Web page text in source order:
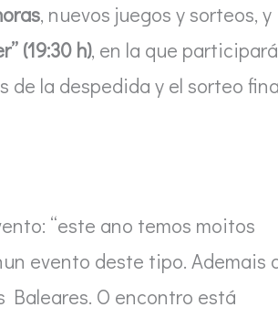
, nuevos juegos y sorteos, y
(19:30 h), en la que
de la despedida y el sorteo
“este ano temos moitos
evento deste tipo. Ademais
O encontro está